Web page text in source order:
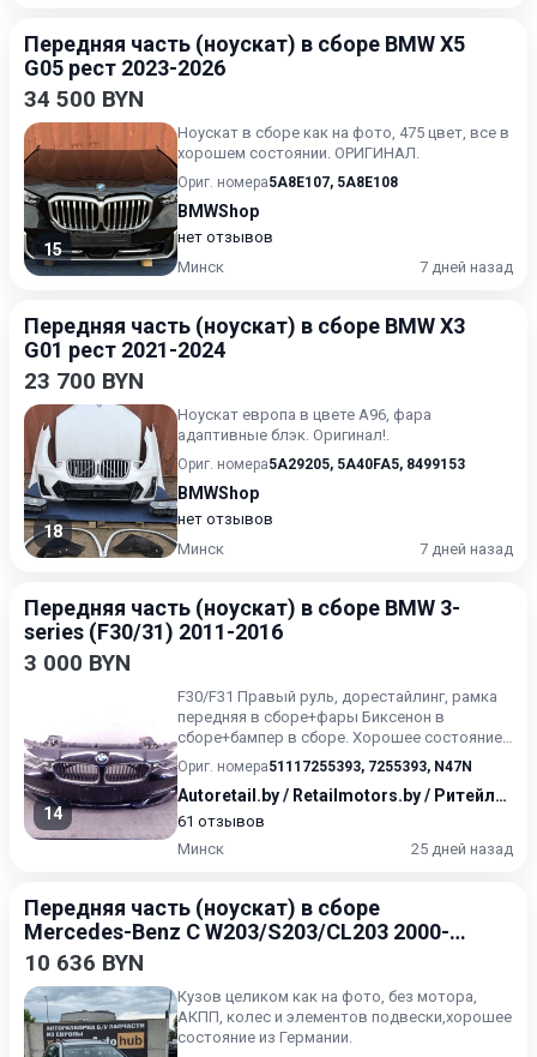
Передняя часть (ноускат) в сборе BMW X5
G05 рест 2023-2026
34 500 BYN
15
Ноускат в сборе как на фото, 475 цвет, все в
хорошем состоянии. ОРИГИНАЛ.
Ориг. номера5A8E107, 5A8E108
BMWShop
нет отзывов
Минск
7 дней назад
Передняя часть (ноускат) в сборе BMW X3
G01 рест 2021-2024
23 700 BYN
18
Ноускат европа в цвете А96, фара
адаптивные блэк. Оригинал!.
Ориг. номера5A29205, 5A40FA5, 8499153
BMWShop
нет отзывов
Минск
7 дней назад
Передняя часть (ноускат) в сборе BMW 3-
series (F30/31) 2011-2016
3 000 BYN
14
F30/F31 Правый руль, дорестайлинг, рамка
передняя в сборе+фары Биксенон в
сборе+бампер в сборе. Хорошее состояние,
без повреждений.Подходит...
Ориг. номера51117255393, 7255393, N47N
Autoretail.by / Retailmotors.by / Ритейлмоторс / Авторитейл
61 отзывов
Минск
25 дней назад
Передняя часть (ноускат) в сборе
Mercedes-Benz C W203/S203/CL203 2000-
2004
10 636 BYN
Кузов целиком как на фото, без мотора,
АКПП, колес и элементов подвески,хорошее
состояние из Германии.